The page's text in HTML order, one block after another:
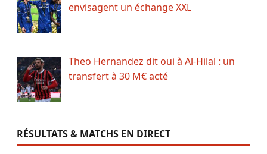
envisagent un échange XXL
Theo Hernandez dit oui à Al-Hilal : un
transfert à 30 M€ acté
RÉSULTATS & MATCHS EN DIRECT